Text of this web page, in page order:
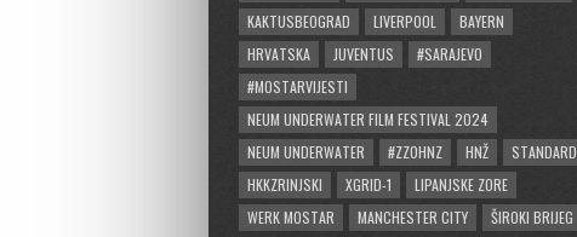
KAKTUSBEOGRAD
LIVERPOOL
BAYERN
HRVATSKA
JUVENTUS
#SARAJEVO
#MOSTARVIJESTI
NEUM UNDERWATER FILM FESTIVAL 2024
NEUM UNDERWATER
#ZZOHNZ HNŽ
STANDARD
HKKZRINJSKI
XGRID-1
LIPANJSKE ZORE
WERK MOSTAR
MANCHESTER CITY ŠIROKI BRIJEG